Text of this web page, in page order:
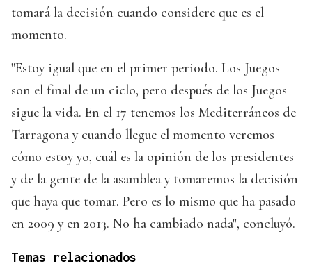
tomará la decisión cuando considere que es el
momento.
"Estoy igual que en el primer periodo. Los Juegos
son el final de un ciclo, pero después de los Juegos
sigue la vida. En el 17 tenemos los Mediterráneos de
Tarragona y cuando llegue el momento veremos
cómo estoy yo, cuál es la opinión de los presidentes
y de la gente de la asamblea y tomaremos la decisión
que haya que tomar. Pero es lo mismo que ha pasado
en 2009 y en 2013. No ha cambiado nada", concluyó.
Temas relacionados